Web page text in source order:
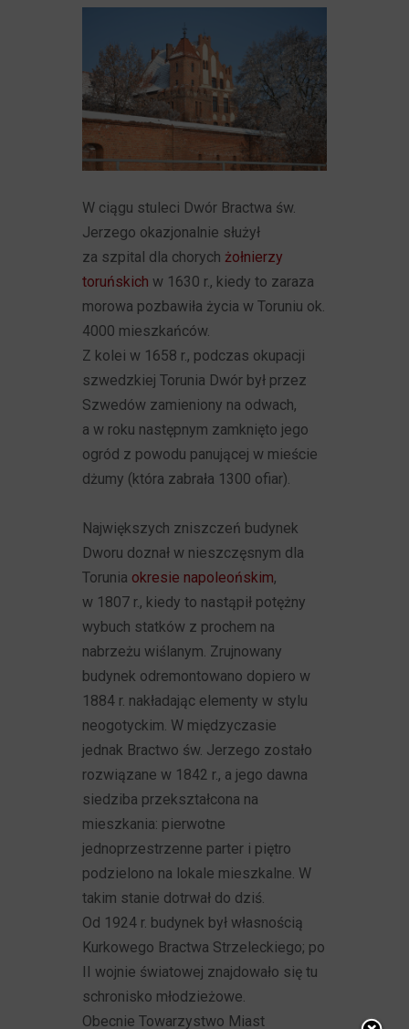
W ciągu stuleci Dwór Bractwa św.
Jerzego okazjonalnie służył
za szpital dla chorych żołnierzy
toruńskichw 1630 r., kiedy to zaraza
morowa pozbawiła życia w Toruniu ok.
4000 mieszkańców.
Z kolei w 1658 r., podczas okupacji
szwedzkiej Torunia Dwór był przez
Szwedów zamieniony na odwach,
a w roku następnym zamknięto jego
ogród z powodu panującej w mieście
dżumy (która zabrała 1300 ofiar).
Największych zniszczeń budynek
Dworu doznał w nieszczęsnym dla
Torunia okresie napoleońskim,
w 1807 r., kiedy to nastąpił potężny
wybuch statków z prochem na
nabrzeżu wiślanym. Zrujnowany
budynek odremontowano dopiero w
1884 r. nakładając elementy w stylu
neogotyckim. W międzyczasie
jednak Bractwo św. Jerzego zostało
rozwiązane w 1842 r., a jego dawna
siedziba przekształcona na
mieszkania: pierwotne
jednoprzestrzenne parter i piętro
podzielono na lokale mieszkalne. W
takim stanie dotrwał do dziś.
Od 1924 r. budynek był własnością
Kurkowego Bractwa Strzeleckiego; po
II wojnie światowej znajdowało się tu
schronisko młodzieżowe.
Obecnie Towarzystwo Miast